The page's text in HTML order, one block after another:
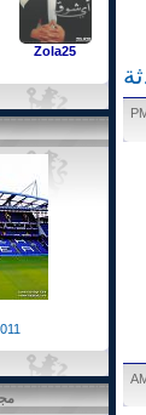
Zola25
2011